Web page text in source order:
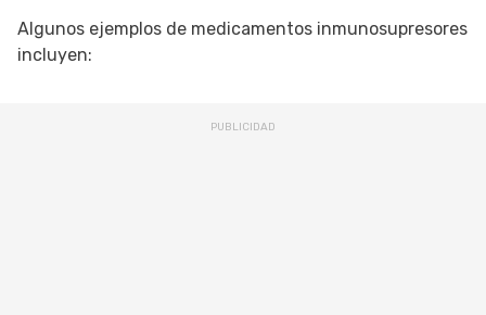
Algunos ejemplos de medicamentos inmunosupresores
incluyen: